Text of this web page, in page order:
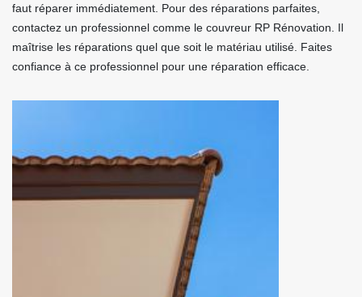
faut réparer immédiatement. Pour des réparations parfaites,
contactez un professionnel comme le couvreur RP Rénovation. Il
maîtrise les réparations quel que soit le matériau utilisé. Faites
confiance à ce professionnel pour une réparation efficace.